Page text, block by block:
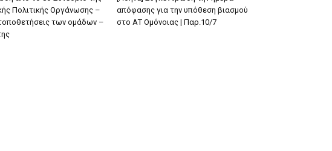
Πολιτικής Οργάνωσης –
των ομάδων –
απόφασης για την υπόθεση βιασμού
στο ΑΤ Ομόνοιας | Παρ.10/7